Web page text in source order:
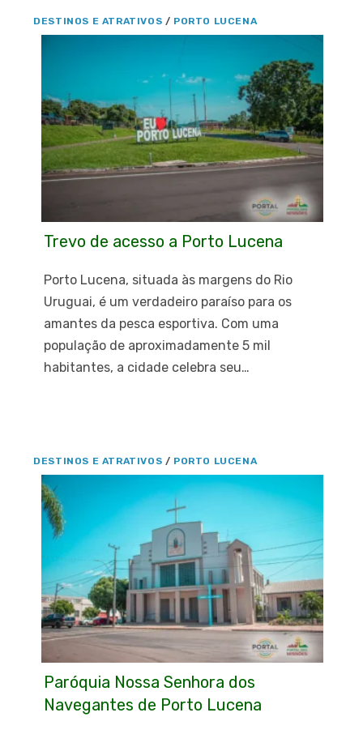
DESTINOS E ATRATIVOS / PORTO LUCENA
Trevo de acesso a Porto Lucena
Porto Lucena, situada às margens do Rio
Uruguai, é um verdadeiro paraíso para os
amantes da pesca esportiva. Com uma
população de aproximadamente 5 mil
habitantes, a cidade celebra seu…
DESTINOS E ATRATIVOS / PORTO LUCENA
Paróquia Nossa Senhora dos
Navegantes de Porto Lucena